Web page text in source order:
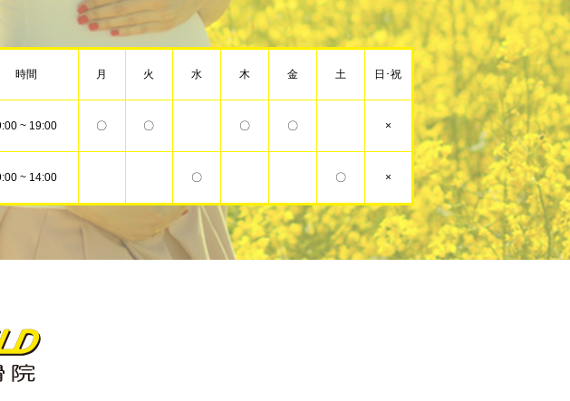
時間 月 火 水 木 金 土 日･祝
~ 19:00 〇 〇 〇 〇 ×
~ 14:00 〇 〇 ×